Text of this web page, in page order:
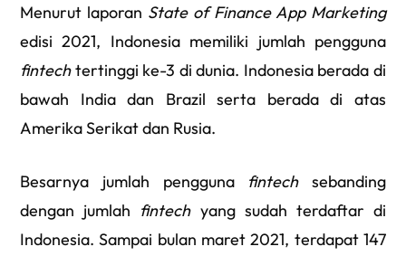
Menurut laporan State of Finance App Marketing
edisi 2021, Indonesia memiliki jumlah pengguna
fintechtertinggi ke-3 di dunia. Indonesia berada di
bawah India dan Brazil serta berada di atas
Amerika Serikat dan Rusia.
Besarnya jumlah penggunafintechsebanding
dengan jumlah fintechyang sudah terdaftar di
Indonesia. Sampai bulan maret 2021, terdapat 147